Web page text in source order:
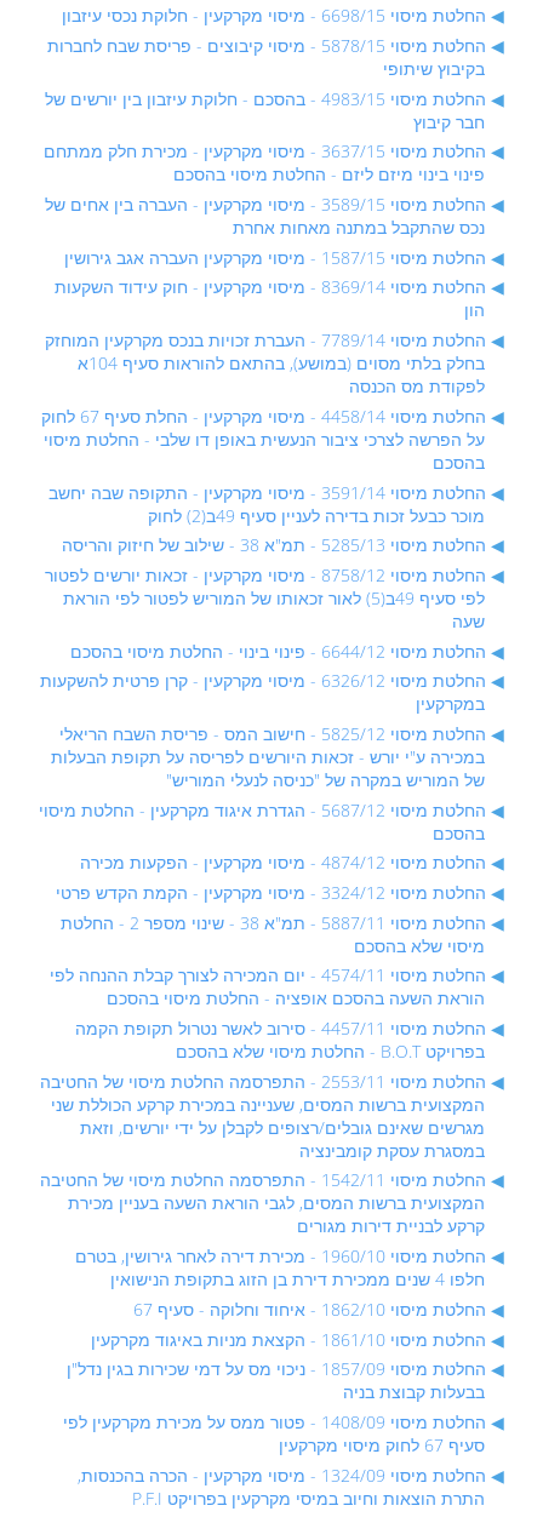
החלטת מיסוי 6698/15 - מיסוי מקרקעין - חלוקת נכסי עיזבון
החלטת מיסוי 5878/15 - מיסוי קיבוצים - פריסת שבח לחברות
בקיבוץ שיתופי
החלטת מיסוי 4983/15 - בהסכם - חלוקת עיזבון בין יורשים של
חבר קיבוץ
החלטת מיסוי 3637/15 - מיסוי מקרקעין - מכירת חלק ממתחם
פינוי בינוי מיזם ליזם - החלטת מיסוי בהסכם
החלטת מיסוי 3589/15 - מיסוי מקרקעין - העברה בין אחים של
נכס שהתקבל במתנה מאחות אחרת
החלטת מיסוי 1587/15 - מיסוי מקרקעין העברה אגב גירושין
החלטת מיסוי 8369/14 - מיסוי מקרקעין - חוק עידוד השקעות
הון
החלטת מיסוי 7789/14 - העברת זכויות בנכס מקרקעין המוחזק
בחלק בלתי מסוים (במושע), בהתאם להוראות סעיף 104א
לפקודת מס הכנסה
החלטת מיסוי 4458/14 - מיסוי מקרקעין - החלת סעיף 67 לחוק
על הפרשה לצרכי ציבור הנעשית באופן דו שלבי - החלטת מיסוי
בהסכם
החלטת מיסוי 3591/14 - מיסוי מקרקעין - התקופה שבה יחשב
מוכר כבעל זכות בדירה לעניין סעיף 49ב(2) לחוק
החלטת מיסוי 5285/13 - תמ"א 38 - שילוב של חיזוק והריסה
החלטת מיסוי 8758/12 - מיסוי מקרקעין - זכאות יורשים לפטור
לפי סעיף 49ב(5) לאור זכאותו של המוריש לפטור לפי הוראת
שעה
החלטת מיסוי 6644/12 - פינוי בינוי - החלטת מיסוי בהסכם
החלטת מיסוי 6326/12 - מיסוי מקרקעין - קרן פרטית להשקעות
במקרקעין
החלטת מיסוי 5825/12 - חישוב המס - פריסת השבח הריאלי
במכירה ע"י יורש - זכאות היורשים לפריסה על תקופת הבעלות
של המוריש במקרה של "כניסה לנעלי המוריש"
החלטת מיסוי 5687/12 - הגדרת איגוד מקרקעין - החלטת מיסוי
בהסכם
החלטת מיסוי 4874/12 - מיסוי מקרקעין - הפקעות מכירה
החלטת מיסוי 3324/12 - מיסוי מקרקעין - הקמת הקדש פרטי
החלטת מיסוי 5887/11 - תמ"א 38 - שינוי מספר 2 - החלטת
מיסוי שלא בהסכם
החלטת מיסוי 4574/11 - יום המכירה לצורך קבלת ההנחה לפי
הוראת השעה בהסכם אופציה - החלטת מיסוי בהסכם
החלטת מיסוי 4457/11 - סירוב לאשר נטרול תקופת הקמה
בפרויקט B.O.T - החלטת מיסוי שלא בהסכם
החלטת מיסוי 2553/11 - התפרסמה החלטת מיסוי של החטיבה
המקצועית ברשות המסים, שעניינה במכירת קרקע הכוללת שני
מגרשים שאינם גובלים/רצופים לקבלן על ידי יורשים, וזאת
במסגרת עסקת קומבינציה
החלטת מיסוי 1542/11 - התפרסמה החלטת מיסוי של החטיבה
המקצועית ברשות המסים, לגבי הוראת השעה בעניין מכירת
קרקע לבניית דירות מגורים
החלטת מיסוי 1960/10 - מכירת דירה לאחר גירושין, בטרם
חלפו 4 שנים ממכירת דירת בן הזוג בתקופת הנישואין
החלטת מיסוי 1862/10 - איחוד וחלוקה - סעיף 67
החלטת מיסוי 1861/10 - הקצאת מניות באיגוד מקרקעין
החלטת מיסוי 1857/09 - ניכוי מס על דמי שכירות בגין נדל"ן
בבעלות קבוצת בניה
החלטת מיסוי 1408/09 - פטור ממס על מכירת מקרקעין לפי
סעיף 67 לחוק מיסוי מקרקעין
החלטת מיסוי 1324/09 - מיסוי מקרקעין - הכרה בהכנסות,
התרת הוצאות וחיוב במיסי מקרקעין בפרויקט P.F.I